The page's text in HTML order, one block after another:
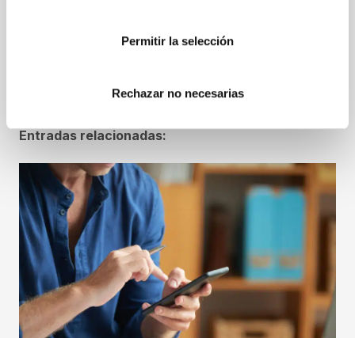
Permitir la selección
Rechazar no necesarias
normativa ISO en la
Rodolfo Fabregad
Entradas relacionadas: